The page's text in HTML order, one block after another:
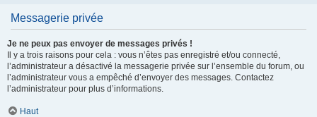
Messagerie privée
Je ne peux pas envoyer de messages privés !
Il y a trois raisons pour cela : vous n’êtes pas enregistré et/ou connecté,
l’administrateur a désactivé la messagerie privée sur l’ensemble du forum, ou
l’administrateur vous a empêché d’envoyer des messages. Contactez
l’administrateur pour plus d’informations.
Haut